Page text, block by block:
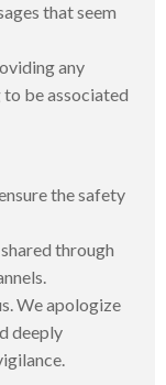
that seem
any
be associated
the safety
through
We apologize
deeply